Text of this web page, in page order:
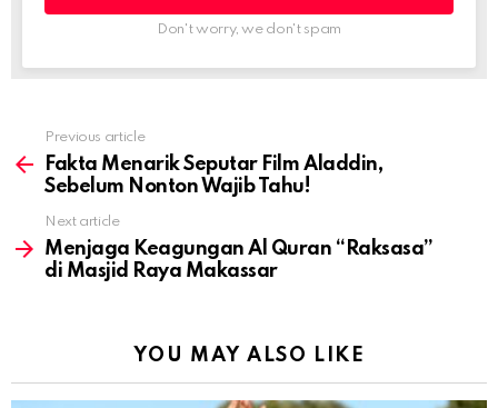
Don't worry, we don't spam
more
Previous article
Fakta Menarik Seputar Film Aladdin,
Sebelum Nonton Wajib Tahu!
Next article
Menjaga Keagungan Al Quran “Raksasa”
di Masjid Raya Makassar
YOU MAY ALSO LIKE